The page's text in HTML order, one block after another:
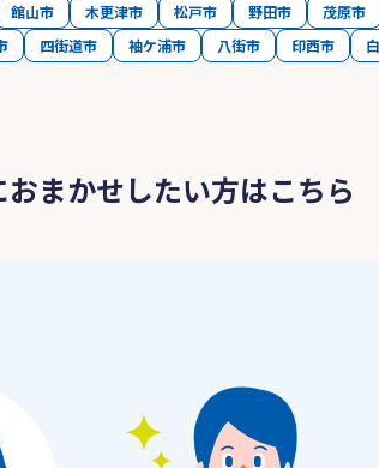
館山市 木更津市 松戸市 野田市 茂原市
四街道市 袖ケ浦市 八街市 印西市
まかせしたい方はこちら